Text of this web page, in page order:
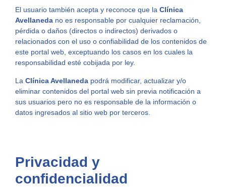
El usuario también acepta y reconoce que la Clínica
Avellaneda no es responsable por cualquier reclamación,
pérdida o daños (directos o indirectos) derivados o
relacionados con el uso o confiabilidad de los contenidos de
este portal web, exceptuando los casos en los cuales la
responsabilidad esté cobijada por ley.
La Clínica Avellaneda podrá modificar, actualizar y/o
eliminar contenidos del portal web sin previa notificación a
sus usuarios pero no es responsable de la información o
datos ingresados al sitio web por terceros.
Privacidad y
confidencialidad